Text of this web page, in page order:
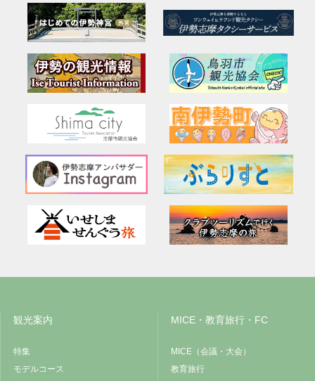
観光案内
特集
モデルコース
MICE・教育旅行・FC
MICE（会議・大会）
教育旅行